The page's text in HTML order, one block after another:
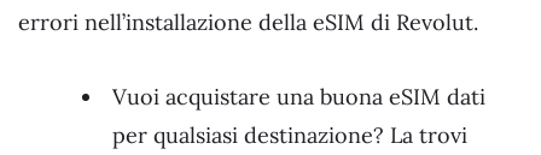
errori nell’installazione della eSIM di Revolut.
Vuoi acquistare una buona eSIM dati
per qualsiasi destinazione? La trovi